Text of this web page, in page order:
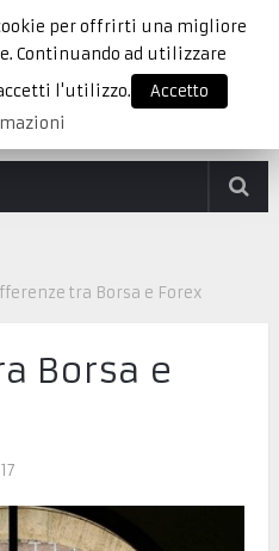
tra Borsa e Forex
Borsa e
per offrirti una migliore
Continuando ad utilizzare
l'utilizzo.
Accetto